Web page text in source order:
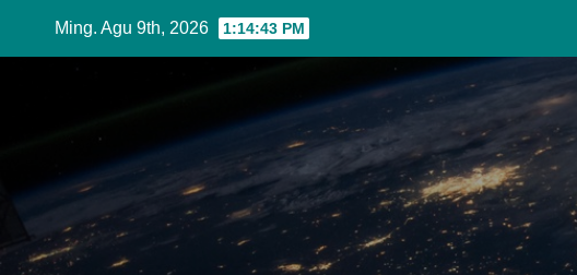
Ming. Agu 9th, 2026 1:14:45 PM